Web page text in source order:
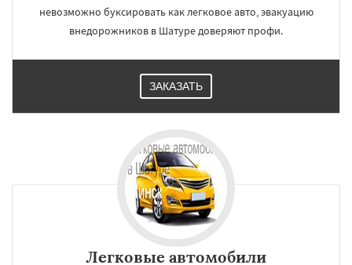
невозможно буксировать как легковое авто, эвакуацию
внедорожников в Шатуре доверяют профи.
ЗАКАЗАТЬ
Легковые автомобили